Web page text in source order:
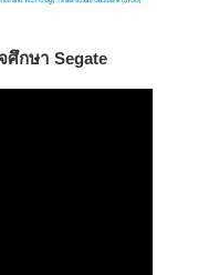
ศึกษา Segate